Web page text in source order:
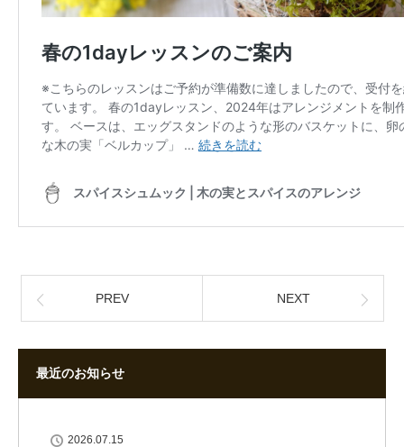
PREV NEXT
最近のお知らせ
2026.07.15